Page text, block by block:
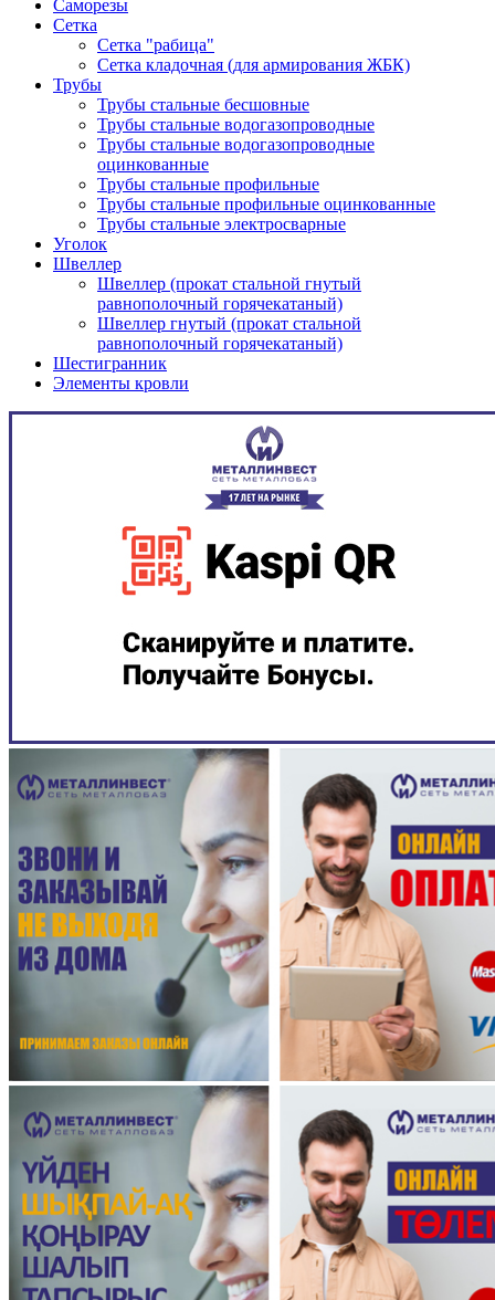
Саморезы
Сетка
Сетка "рабица"
Сетка кладочная (для армирования ЖБК)
Трубы
Трубы стальные бесшовные
Трубы стальные водогазопроводные
Трубы стальные водогазопроводные
оцинкованные
Трубы стальные профильные
Трубы стальные профильные оцинкованные
Трубы стальные электросварные
Уголок
Швеллер
Швеллер (прокат стальной гнутый
равнополочный горячекатаный)
Швеллер гнутый (прокат стальной
равнополочный горячекатаный)
Шестигранник
Элементы кровли